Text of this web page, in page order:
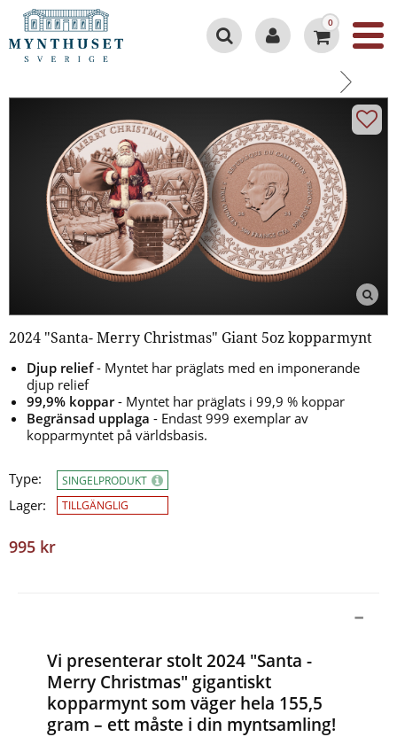
0
2024 "Santa- Merry Christmas" Giant 5oz kopparmynt
Djup relief - Myntet har präglats med en imponerande
djup relief
99,9% koppar- Myntet har präglats i 99,9 % koppar
Begränsad upplaga - Endast 999 exemplar av
kopparmyntet på världsbasis.
Type:
Lager:
SINGELPRODUKT
TILLGÄNGLIG
995 kr
Vi presenterar stolt 2024 "Santa -
Merry Christmas" gigantiskt
kopparmynt som väger hela 155,5
gram – ett måste i din myntsamling!